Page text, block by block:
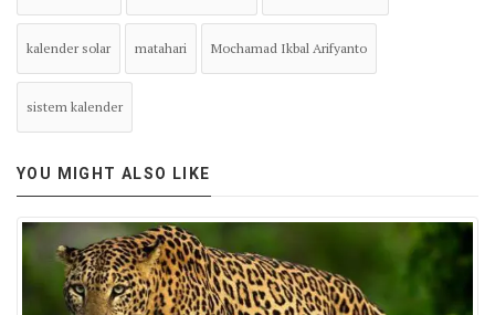
kalender solar matahari Mochamad Ikbal Arifyanto
sistem kalender
YOU MIGHT ALSO LIKE